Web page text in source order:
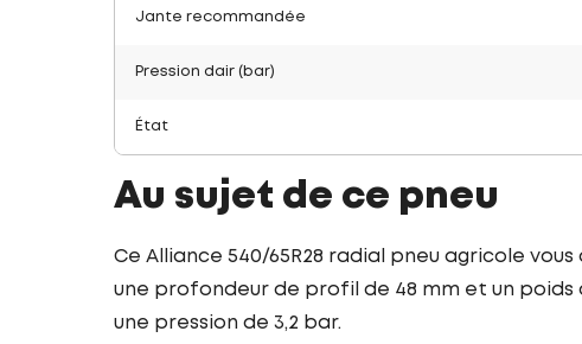
Jante recommandée
Pression dair (bar)
État
Au sujet de ce pneu
Ce Alliance 540/65R28 radial pneu agricole
une profondeur de profil de 48 mm et un poids
une pression de 3,2 bar.